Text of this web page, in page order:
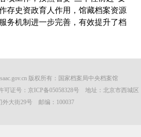
存史资政育人作用，馆藏档案资源
务机制进一步完善，有效提升了档
版权所有：国家档案局中央档案馆
证号： 京ICP备05058328号地址：北京市西城区
外大街29号 邮编：100037